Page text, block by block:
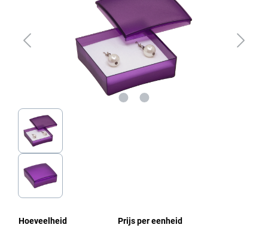
Hoeveelheid Prijs per eenheid